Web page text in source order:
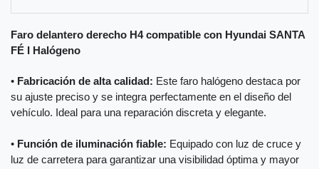
Faro delantero derecho H4 compatible con Hyundai SANTA
FÉ I Halógeno
• Fabricación de alta calidad: Este faro halógeno destaca por
su ajuste preciso y se integra perfectamente en el diseño del
vehículo. Ideal para una reparación discreta y elegante.
• Función de iluminación fiable: Equipado con luz de cruce y
luz de carretera para garantizar una visibilidad óptima y mayor